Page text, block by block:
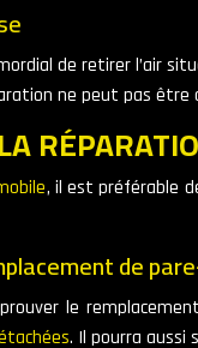
de retirer l’air
ne peut pas être
, il est préférable
de
le
. Il pourra aussi